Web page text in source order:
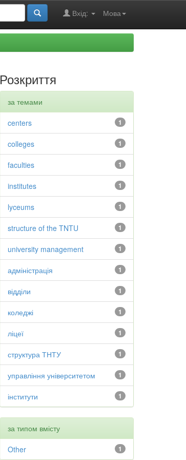
Мова
Вхід:
Розкриття
за темами
1
centers
1
colleges
1
faculties
1
institutes
1
lyceums
1
structure of the TNTU
1
university management
1
адміністрація
1
відділи
1
коледжі
1
ліцеї
1
структура ТНТУ
1
управління університетом
1
інститути
за типом вмісту
1
Other